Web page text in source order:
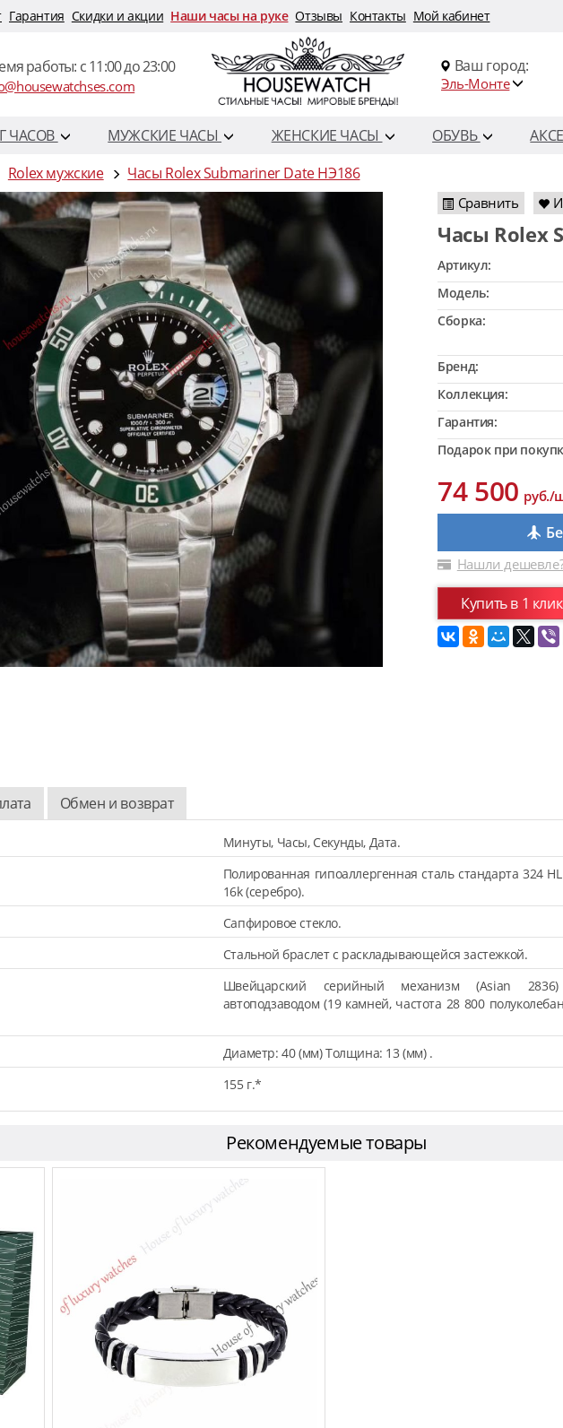
Гарантия Скидки и акции Наши часы на руке Отзывы Контакты Мой кабинет
работы: c 11:00 до 23:00 Ваш город:
Эль-Монте
ЧАСОВ МУЖСКИЕ ЧАСЫ ЖЕНСКИЕ ЧАСЫ ОБУВЬ
Rolex мужские Часы Rolex Submariner Date HЭ186
Сравнить
Часы
Артикул:
Модель:
Сборка:
Бренд:
Коллекция:
Гарантия:
Подарок при
74 500руб./
Нашли
Купить в 1 клик
Обмен и возврат
Минуты, Часы, Секунды, Дата.
Полированная гипоаллергенная сталь стандарта 324
16k (серебро).
Сапфировое стекло.
Стальной браслет с раскладывающейся застежкой.
Швейцарский серийный механизм (Asian
автоподзаводом (19 камней, частота 28 800
Диаметр: 40 (мм) Толщина: 13 (мм) .
155 г.*
Рекомендуемые товары